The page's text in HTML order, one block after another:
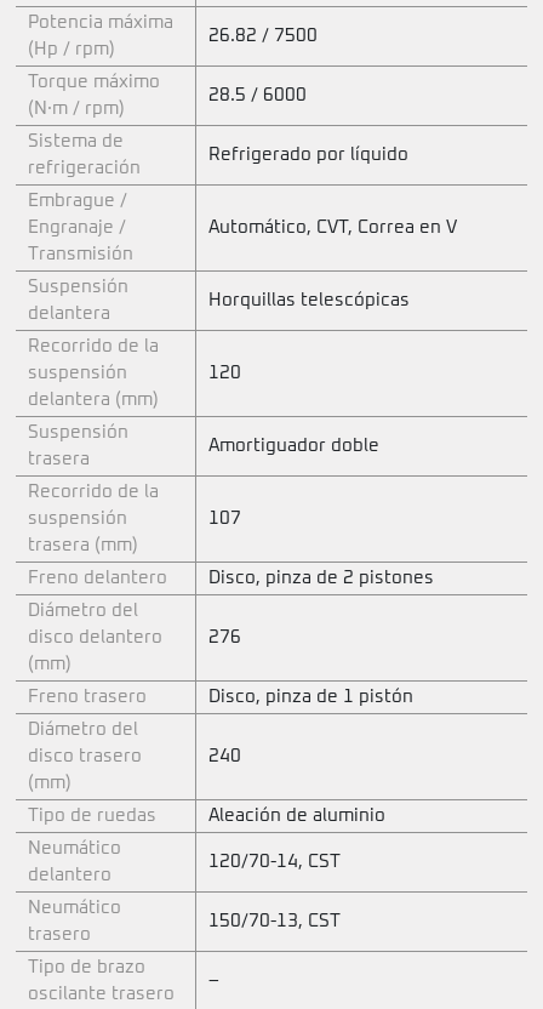
Potencia máxima
(Hp / rpm)
26.82 / 7500
Torque máximo
(N·m / rpm)
28.5 / 6000
Sistema de
refrigeración
Refrigerado por líquido
Embrague /
Engranaje /
Transmisión
Automático, CVT, Correa en V
Suspensión
delantera
Horquillas telescópicas
Recorrido de la
suspensión
delantera (mm)
120
Suspensión
trasera
Amortiguador doble
Recorrido de la
suspensión
trasera (mm)
107
Freno delantero
Disco, pinza de 2 pistones
Diámetro del
disco delantero
(mm)
276
Freno trasero
Disco, pinza de 1 pistón
Diámetro del
disco trasero
(mm)
240
Tipo de ruedas
Aleación de aluminio
Neumático
delantero
120/70-14, CST
Neumático
trasero
150/70-13, CST
Tipo de brazo
oscilante trasero
–